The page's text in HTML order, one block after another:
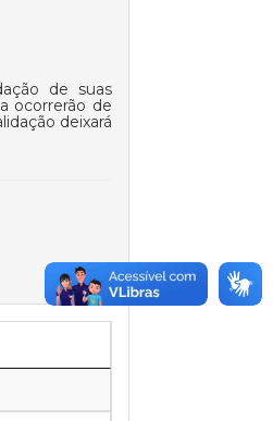
de suas
ocorrerão de
deixará